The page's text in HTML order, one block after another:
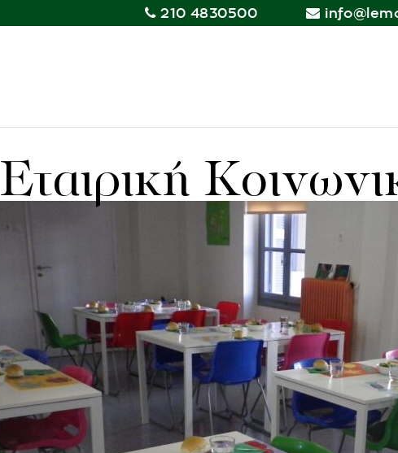
210 4830500
Εταιρική